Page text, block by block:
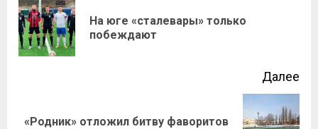
На юге «сталевары» только
побеждают
Далее
«Родник» отложил битву фаворитов